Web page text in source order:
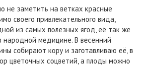
не заметить на ветках красные
своего привлекательного вида,
из самых полезных ягод, её так же
медицине. В весенний
собирают кору и заготавливаю её, в
цветочных соцветий, а плоды можно